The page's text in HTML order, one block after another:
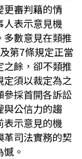
更審判籍的情
人表示意見機
數意見在類推
第7條規定正當
餘，卻不類推
須以裁定為之
參採首開各訴訟
與公信力的趨
表示意見的機
司法實務的契
。